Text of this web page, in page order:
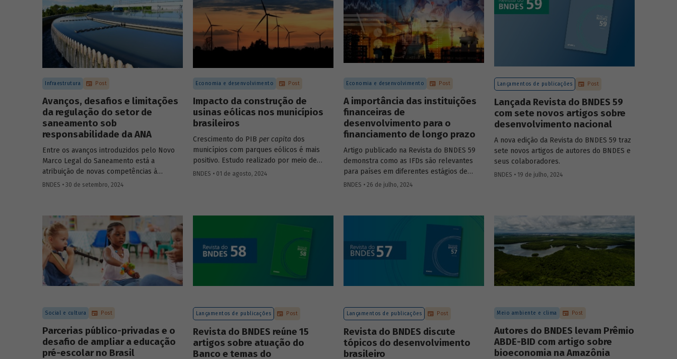
método para calcular prêmio de risco em
projetos de infraestrutura e o controle
societário de companhias abertas por
fundos de investimento no Brasil.
Infraestrutura Post
Avanços, desafios e limitações
da regulação do setor de
saneamento sob
responsabilidade da ANA
Entre os avanços introduzidos pelo Novo
Marco Legal do Saneamento está a
atribuição de novas competências à
Agência Nacional de Águas e Saneamento
desafios desse percurso e a importância
de superá-los.
BNDES • 30 de setembro, 2024
Economia e desenvolvimento Post
Impacto da construção de
usinas eólicas nos municípios
brasileiros
Crescimento do PIB per capita dos
municípios com parques eólicos é mais
positivo. Estudo realizado por meio de
método de controle sintético, aponta
BNDES • 01 de agosto, 2024
Economia e desenvolvimento Post
A importância das instituições
financeiras de
desenvolvimento para o
financiamento de longo prazo
Artigo publicado na Revista do BNDES 59
demonstra como as IFDs são relevantes
para países em diferentes estágios de
desenvolvimento, tanto nos momentos de
para o desenvolvimento sustentável.
Confira uma prévia do texto e acesse o
BNDES • 26 de julho, 2024
Lançamentos de publicações Post
Lançada Revista do BNDES 59
com sete novos artigos sobre
desenvolvimento nacional
A nova edição da Revista do BNDES 59 traz
sete novos artigos de autores do BNDES e
seus colaboradores.
BNDES • 19 de julho, 2024
Social e cultura Post
Parcerias público-privadas e o
desafio de ampliar a educação
pré-escolar no Brasil
Lançamentos de publicações Post
Revista do BNDES reúne 15
artigos sobre atuação do
Banco e temas do
Lançamentos de publicações Post
Revista do BNDES discute
tópicos do desenvolvimento
brasileiro
Meio ambiente e clima Post
Autores do BNDES levam Prêmio
ABDE-BID com artigo sobre
bioeconomia na Amazônia